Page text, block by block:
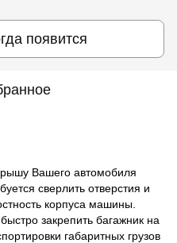
появится
Вашего автомобиля
сверлить отверстия и
корпуса машины.
закрепить багажник на
габаритных грузов